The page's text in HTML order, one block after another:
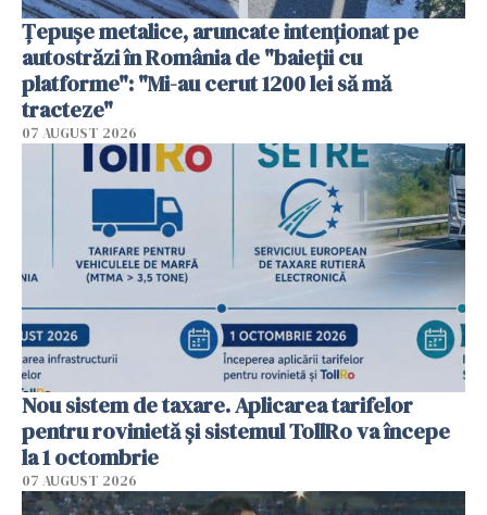
Țepușe metalice, aruncate intenționat pe
autostrăzi în România de "baieții cu
platforme": "Mi-au cerut 1200 lei să mă
tracteze"
07 AUGUST 2026
Nou sistem de taxare. Aplicarea tarifelor
pentru rovinietă şi sistemul TollRo va începe
la 1 octombrie
07 AUGUST 2026